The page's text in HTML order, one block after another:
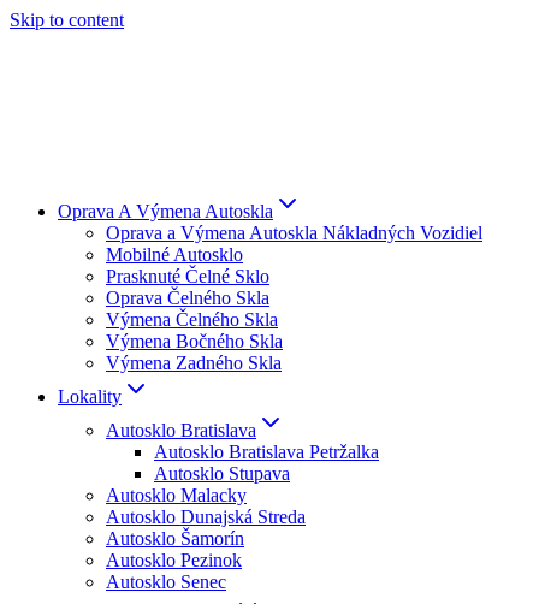
Skip to content
Oprava A Výmena Autoskla
Oprava a Výmena Autoskla Nákladných Vozidiel
Mobilné Autosklo
Prasknuté Čelné Sklo
Oprava Čelného Skla
Výmena Čelného Skla
Výmena Bočného Skla
Výmena Zadného Skla
Lokality
Autosklo Bratislava
Autosklo Bratislava Petržalka
Autosklo Stupava
Autosklo Malacky
Autosklo Dunajská Streda
Autosklo Šamorín
Autosklo Pezinok
Autosklo Senec